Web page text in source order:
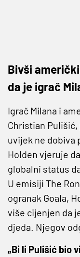
Bivši
da je igrač
Igrač Milana i
Christian
uvijek ne dobiva
Holden vjeruje
globalni status
U emisiji The
ogranak Goala,
više cijenjen da
djeda. Njegov
„Bi li Pulišić bio